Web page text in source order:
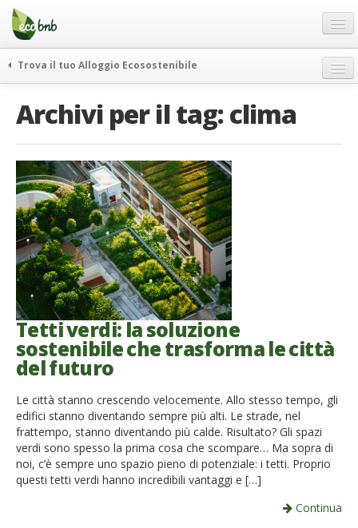
Menu
Salta
contenuto
Offerte Speciali
Regali
FAQ
Chi Siamo
Partner
Contatti
Italiano
German
English
Spanish
French
Italiano
Trova il tuo Alloggio Ecosostenibile
itinerari
vivere e viaggiare verde
news ed eventi
ecohotel
rassegna stampa
Archivi per il tag:clima
Tetti verdi: la soluzione
sostenibile che trasforma le città
del futuro
Le città stanno crescendo velocemente. Allo stesso tempo, gli
edifici stanno diventando sempre più alti. Le strade, nel
frattempo, stanno diventando più calde. Risultato? Gli spazi
verdi sono spesso la prima cosa che scompare… Ma sopra di
noi, c’è sempre uno spazio pieno di potenziale: i tetti. Proprio
questi tetti verdi hanno incredibili vantaggi e […]
Continua